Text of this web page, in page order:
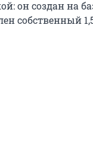
он создан на
собственный